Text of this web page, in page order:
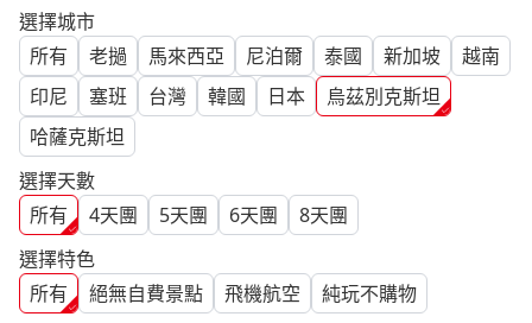
選擇城市
所有
老撾 馬來西亞 尼泊爾 泰國 新加坡
越南
印尼
塞班 台灣 韓國 日本
烏茲別克斯坦
哈薩克斯坦
選擇天數
所有
4天團 5天團 6天團 8天團
選擇特色
所有
絕無自費景點 飛機航空
純玩不購物